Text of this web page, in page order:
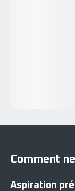
Comment
Aspiration